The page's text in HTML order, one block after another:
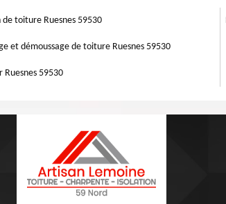
plus vite Artisan Lemoine 59 qui se trouve dans
de toiture Ruesnes 59530
et démoussage de toiture Ruesnes 59530
Ruesnes 59530